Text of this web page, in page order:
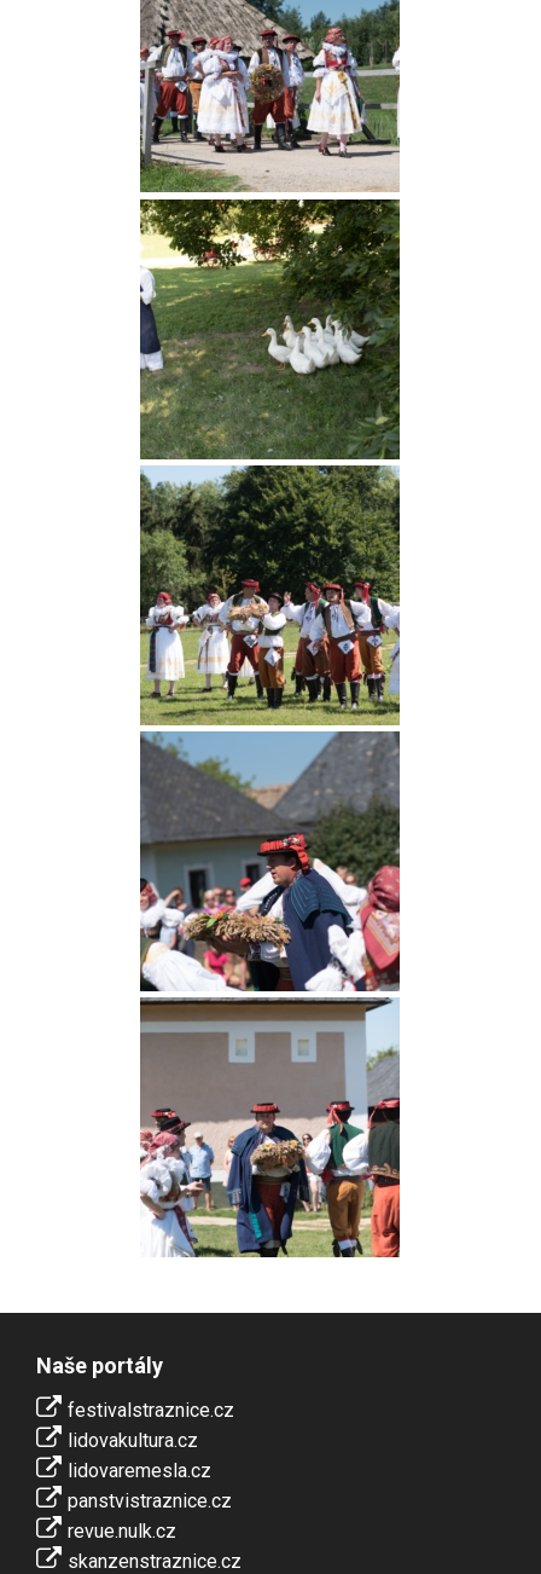
Naše portály
festivalstraznice.cz
lidovakultura.cz
lidovaremesla.cz
panstvistraznice.cz
revue.nulk.cz
skanzenstraznice.cz